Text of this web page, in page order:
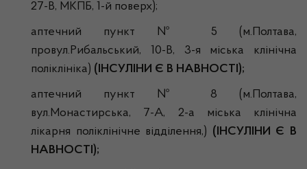
27-В, МКПБ, 1-й поверх);
аптечний пункт № 5 (м.Полтава,
провул.Рибальський, 10-В, 3-я міська клінічна
поліклініка) (ІНСУЛІНИ Є В НАВНОСТІ);
аптечний пункт № 8 (м.Полтава,
вул.Монастирська, 7-А, 2-а міська клінічна
лікарня поліклінічне відділення,) (ІНСУЛІНИ Є В
НАВНОСТІ);